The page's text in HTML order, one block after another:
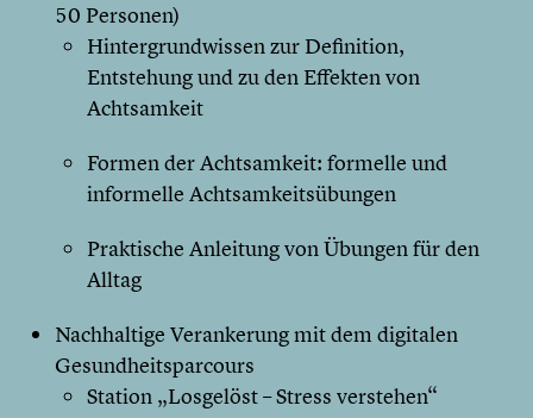
50 Personen)
Hintergrundwissen zur Definition,
Entstehung und zu den Effekten von
Achtsamkeit
Formen der Achtsamkeit: formelle und
informelle Achtsamkeitsübungen
Praktische Anleitung von Übungen für den
Alltag
Nachhaltige Verankerung mit dem digitalen
Gesundheitsparcours
Station „Losgelöst – Stress verstehen“